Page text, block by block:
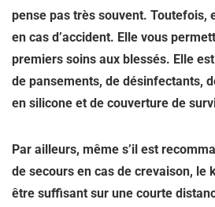
pense pas très souvent. Toutefois,
en cas d’accident. Elle vous
premiers soins aux blessés. Elle
de pansements, de désinfectants,
en silicone et de couverture de
Par ailleurs, même s’il est
de secours en cas de crevaison, le
être suffisant sur une courte